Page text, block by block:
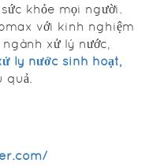
khỏe mọi người.
với kinh nghiệm
xử lý nước,
lý nước sinh hoạt,
quả.